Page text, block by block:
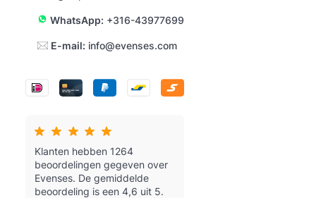
WhatsApp: +316-43977699
E-mail: info@evenses.com
Klanten hebben 1264
beoordelingen gegeven over
Evenses. De gemiddelde
beoordeling is een 4,6 uit 5.